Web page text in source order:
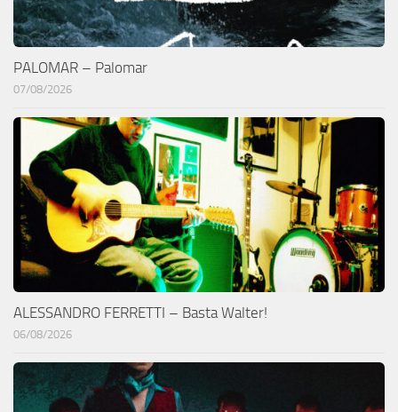
PALOMAR – Palomar
07/08/2026
ALESSANDRO FERRETTI – Basta Walter!
06/08/2026